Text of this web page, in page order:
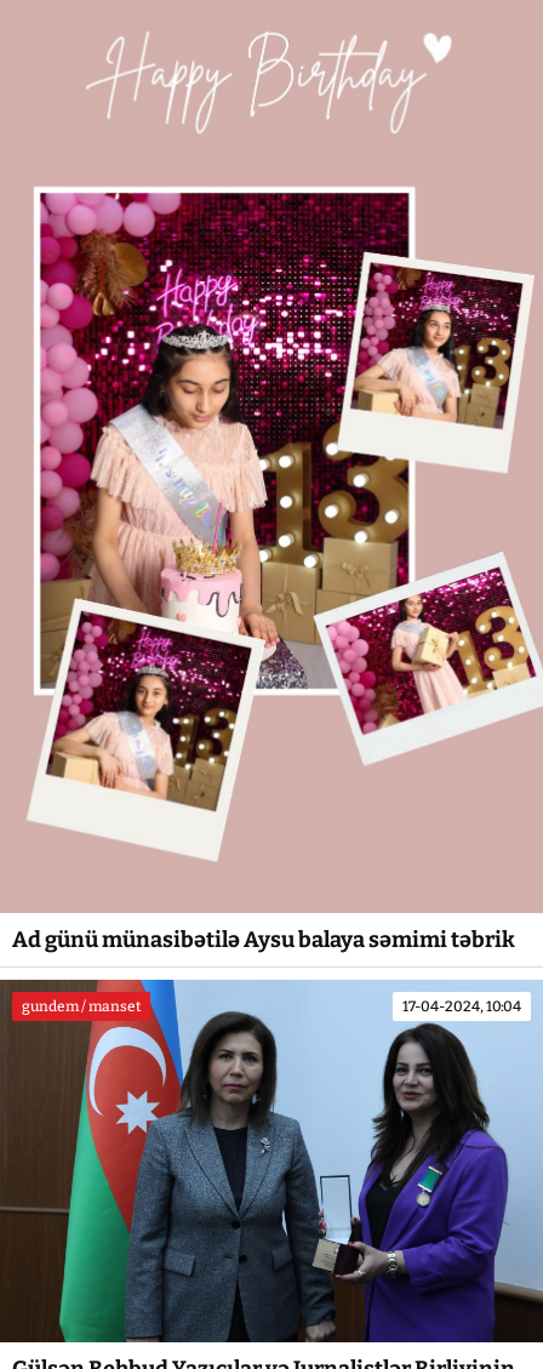
Ad günü münasibətilə Aysu balaya səmimi təbrik
gundem / manset 17-04-2024, 10:04